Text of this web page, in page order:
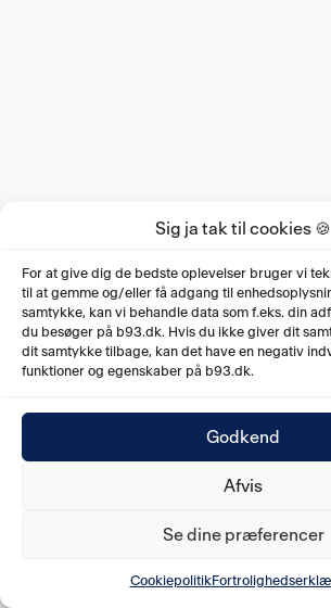
Sig ja tak til cookies 🍪
For at give dig de bedste oplevelser bruger vi
til at gemme og/eller få adgang til
samtykke, kan vi behandle data som f.eks. din
du besøger på b93.dk. Hvis du ikke giver dit
dit samtykke tilbage, kan det have en negativ
funktioner og egenskaber på b93.dk.
Godkend
Afvis
Se dine præferencer
Cookiepolitik